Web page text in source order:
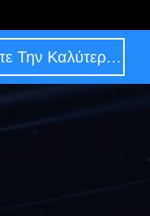
Βρείτε Την Καλύτερη Τιμή